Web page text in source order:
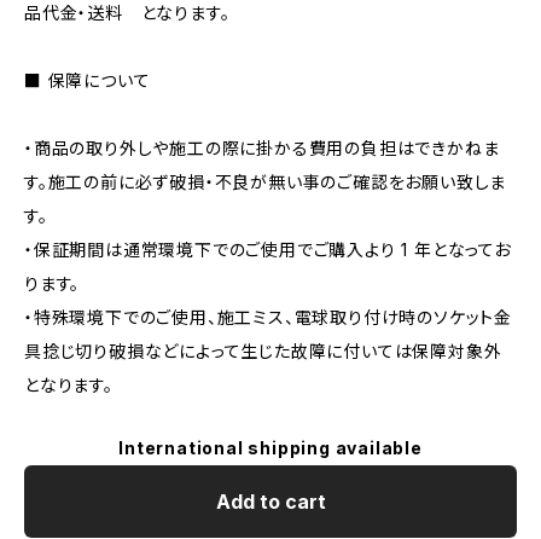
品代金・送料 となります。
■ 保障について
・商品の取り外しや施工の際に掛かる費用の負担はできかねま
す。施工の前に必ず破損・不良が無い事のご確認をお願い致しま
す。
・保証期間は通常環境下でのご使用でご購入より 1 年となってお
ります。
・特殊環境下でのご使用、施工ミス、電球取り付け時のソケット金
具捻じ切り破損などによって生じた故障に付いては保障対象外
となります。
International shipping available
Add to cart